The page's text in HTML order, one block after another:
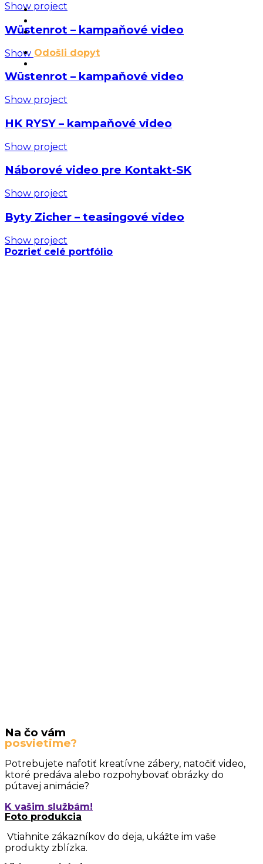
Odošli dopyt
Show project
Wüstenrot – kampaňové video
Show project
Wüstenrot – kampaňové video
Show project
HK RYSY – kampaňové video
Show project
Náborové video pre Kontakt-SK
Show project
Byty Zicher – teasingové video
Show project
Pozrieť celé portfólio
Na čo vám
posvietime?
Potrebujete nafotiť kreatívne zábery, natočiť video,
ktoré predáva alebo rozpohybovať obrázky do
pútavej animácie?
K vašim službám!
Foto produkcia
Vtiahnite zákazníkov do deja, ukážte im vaše
produkty zblízka.